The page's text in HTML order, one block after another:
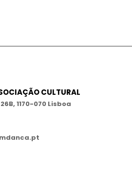
CULTURAL
1170-070 Lisboa